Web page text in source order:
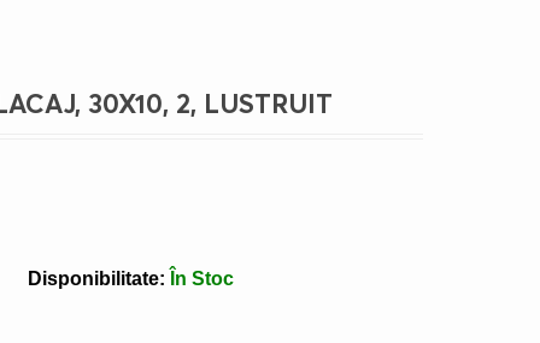
30X10, 2, LUSTRUIT
Disponibilitate: În Stoc